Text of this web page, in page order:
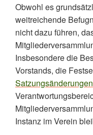
Obwohl es
weitreichende
nicht dazu führen,
Insbesondere die
Vorstands, die
Satzungsänderungen
Instanz im Verein